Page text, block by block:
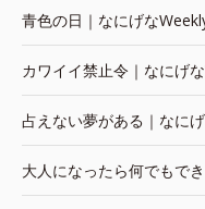
青色の日｜なにげな
カワイイ禁止令｜なにげ
占えない夢がある｜なに
大人になったら何でもで